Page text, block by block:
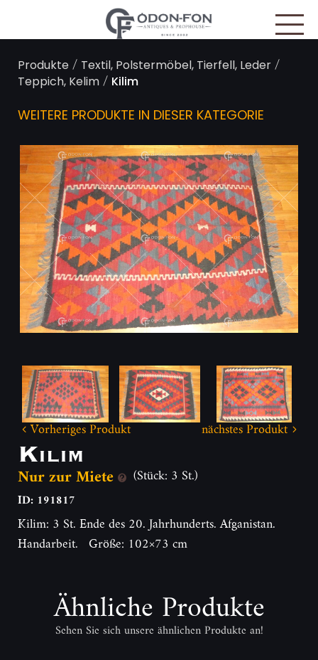
Produkte/ Textil, Polstermöbel, Tierfell, Leder/
Teppich, Kelim/ Kilim
WEITERE PRODUKTE IN DIESER KATEGORIE
Vorheriges Produkt nächstes Produkt
Kilim
Nur zur Miete (Stück: 3 St.)
ID: 191817
Kilim: 3 St. Ende des 20. Jahrhunderts. Afganistan.
Handarbeit. Größe: 102×73 cm
Ähnliche Produkte
Sehen Sie sich unsere ähnlichen Produkte an!